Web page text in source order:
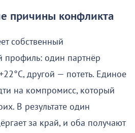
причины конфликта
собственный
профиль: один партнёр
другой — потеть. Единое
на компромисс, который
В результате один
за край, и оба получают